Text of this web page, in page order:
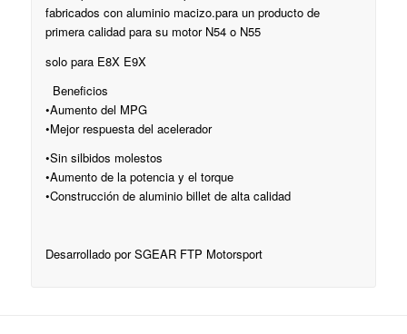
fabricados con aluminio macizo.para un producto de
primera calidad para su motor N54 o N55
solo para E8X E9X
Beneficios
•Aumento del MPG
•Mejor respuesta del acelerador
•Sin silbidos molestos
•Aumento de la potencia y el torque
•Construcción de aluminio billet de alta calidad
Desarrollado por SGEAR FTP Motorsport